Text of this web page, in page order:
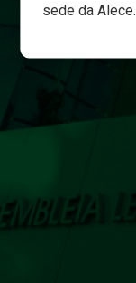
sede da Alece.